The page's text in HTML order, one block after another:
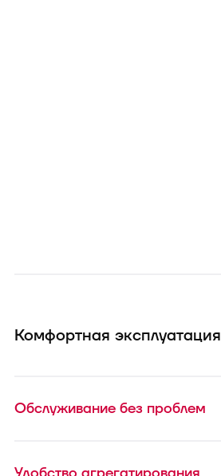
Комфортная эксплуатация
Обслуживание без проблем